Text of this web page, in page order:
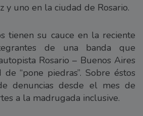
y uno en la ciudad de Rosario.
tienen su cauce en la reciente
de una banda que
Rosario – Buenos Aires
“pone piedras”. Sobre éstos
denuncias desde el mes de
a la madrugada inclusive.